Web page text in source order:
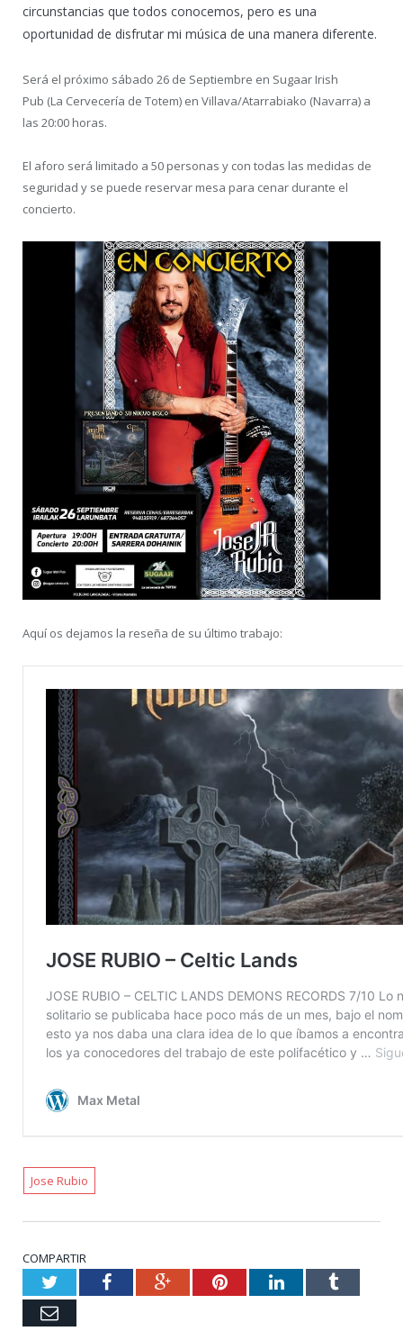
circunstancias que todos conocemos, pero es una
oportunidad de disfrutar mi música de una manera diferente.
Será el próximo sábado 26 de Septiembre en Sugaar Irish
Pub (La Cervecería de Totem) en Villava/Atarrabiako (Navarra) a
las 20:00 horas.
El aforo será limitado a 50 personas y con todas las medidas de
seguridad y se puede reservar mesa para cenar durante el
concierto.
Aquí os dejamos la reseña de su último trabajo:
Jose Rubio
COMPARTIR
TwitterFacebookGoogle+PinterestLinkedInTumblr
Email